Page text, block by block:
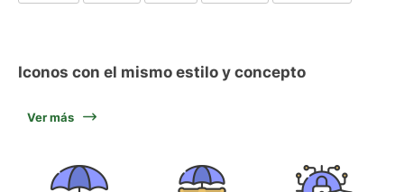
Iconos con el mismo estilo y concepto
Ver más